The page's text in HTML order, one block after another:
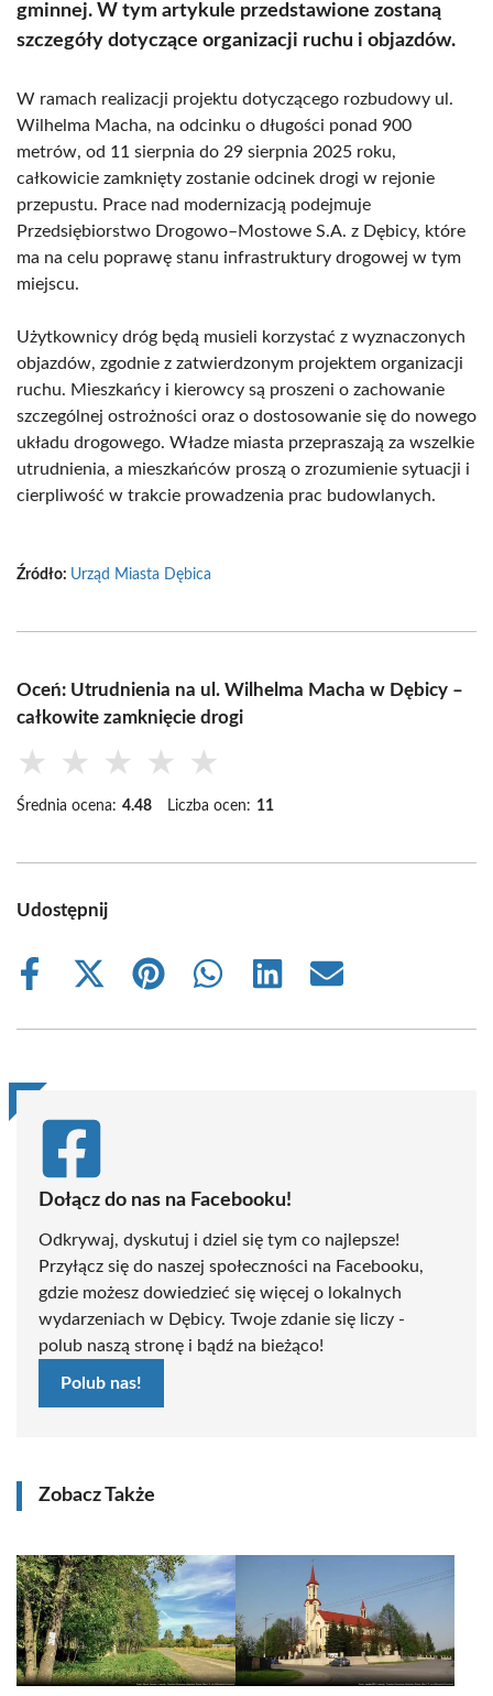
gminnej. W tym artykule przedstawione zostaną
szczegóły dotyczące organizacji ruchu i objazdów.
W ramach realizacji projektu dotyczącego rozbudowy ul.
Wilhelma Macha, na odcinku o długości ponad 900
metrów, od 11 sierpnia do 29 sierpnia 2025 roku,
całkowicie zamknięty zostanie odcinek drogi w rejonie
przepustu. Prace nad modernizacją podejmuje
Przedsiębiorstwo Drogowo–Mostowe S.A. z Dębicy, które
ma na celu poprawę stanu infrastruktury drogowej w tym
miejscu.
Użytkownicy dróg będą musieli korzystać z wyznaczonych
objazdów, zgodnie z zatwierdzonym projektem organizacji
ruchu. Mieszkańcy i kierowcy są proszeni o zachowanie
szczególnej ostrożności oraz o dostosowanie się do nowego
układu drogowego. Władze miasta przepraszają za wszelkie
utrudnienia, a mieszkańców proszą o zrozumienie sytuacji i
cierpliwość w trakcie prowadzenia prac budowlanych.
Źródło: Urząd Miasta Dębica
Oceń: Utrudnienia na ul. Wilhelma Macha w Dębicy –
całkowite zamknięcie drogi
★ ★ ★ ★ ★
Średnia ocena: 4.48 Liczba ocen: 11
Udostępnij
Share
Share
(Twitter)
Share
Share
Share
Share
Dołącz do nas na Facebooku!
Odkrywaj, dyskutuj i dziel się tym co najlepsze!
Przyłącz się do naszej społeczności na Facebooku,
gdzie możesz dowiedzieć się więcej o lokalnych
wydarzeniach w Dębicy. Twoje zdanie się liczy -
polub naszą stronę i bądź na bieżąco!
Polub nas!
Zobacz Także